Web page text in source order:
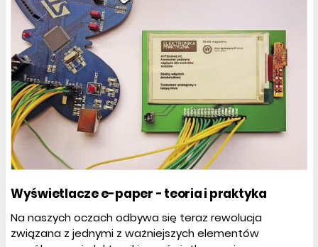
Wyświetlacze e-paper - teoria i praktyka
Na naszych oczach odbywa się teraz rewolucja
związana z jednymi z ważniejszych elementów